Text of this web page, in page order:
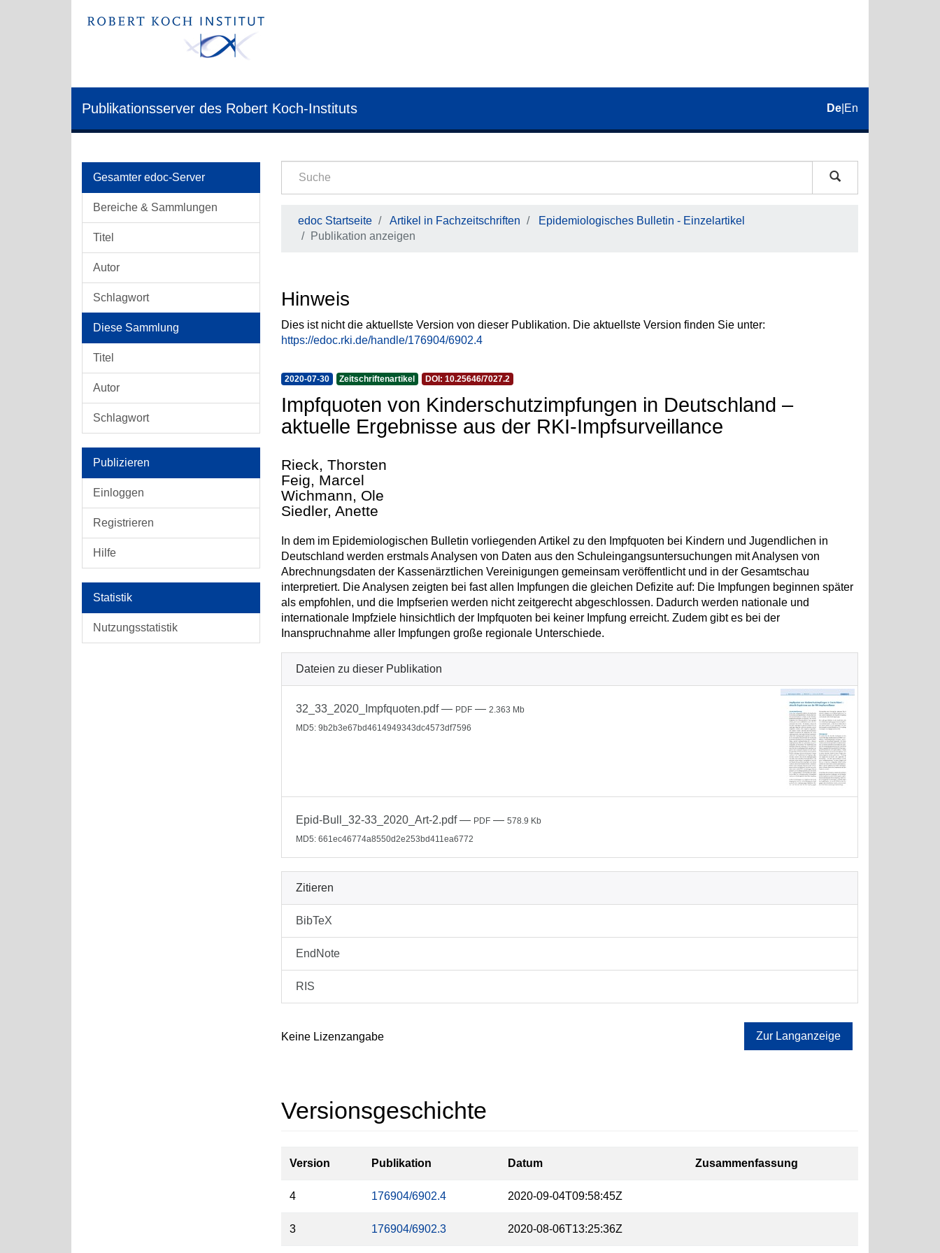
Publikationsserver des Robert Koch-Instituts De En
Gesamter edoc-Server
Bereiche & Sammlungen
Titel
Autor
Schlagwort
Diese Sammlung
Titel
Autor
Schlagwort
Publizieren
Einloggen
Registrieren
Hilfe
Statistik
Nutzungsstatistik
edoc Startseite Artikel in Fachzeitschriften
Epidemiologisches Bulletin - Einzelartikel
Publikation anzeigen
Hinweis
Dies ist nicht die aktuellste Version von dieser Publikation. Die aktuellste Version finden Sie unter:
https://edoc.rki.de/handle/176904/6902.4
2020-07-30 Zeitschriftenartikel DOI: 10.25646/7027.2
Impfquoten von Kinderschutzimpfungen in Deutschland –
aktuelle Ergebnisse aus der RKI-Impfsurveillance
Rieck, Thorsten
Feig, Marcel
Wichmann, Ole
Siedler, Anette
In dem im Epidemiologischen Bulletin vorliegenden Artikel zu den Impfquoten bei Kindern und Jugendlichen in
Deutschland werden erstmals Analysen von Daten aus den Schuleingangsuntersuchungen mit Analysen von
Abrechnungsdaten der Kassenärztlichen Vereinigungen gemeinsam veröffentlicht und in der Gesamtschau
interpretiert. Die Analysen zeigten bei fast allen Impfungen die gleichen Defizite auf: Die Impfungen beginnen später
als empfohlen, und die Impfserien werden nicht zeitgerecht abgeschlossen. Dadurch werden nationale und
internationale Impfziele hinsichtlich der Impfquoten bei keiner Impfung erreicht. Zudem gibt es bei der
Inanspruchnahme aller Impfungen große regionale Unterschiede.
Dateien zu dieser Publikation
32_33_2020_Impfquoten.pdf— PDF — 2.363 Mb
MD5: 9b2b3e67bd4614949343dc4573df7596
Epid-Bull_32-33_2020_Art-2.pdf— PDF — 578.9 Kb
MD5: 661ec46774a8550d2e253bd411ea6772
Zitieren
BibTeX
EndNote
RIS
Keine Lizenzangabe Zur Langanzeige
Versionsgeschichte
Version Publikation Datum Zusammenfassung
4 176904/6902.4 2020-09-04T09:58:45Z
3 176904/6902.3 2020-08-06T13:25:36Z